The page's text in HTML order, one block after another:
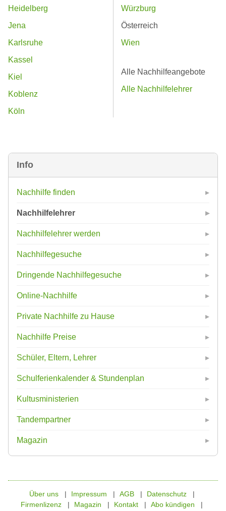
Info
Nachhilfe finden
Nachhilfelehrer
Nachhilfelehrer werden
Nachhilfegesuche
Dringende Nachhilfegesuche
Online-Nachhilfe
Private Nachhilfe zu Hause
Nachhilfe Preise
Schüler, Eltern, Lehrer
Schulferienkalender & Stundenplan
Kultusministerien
Tandempartner
Magazin
Heidelberg
Jena
Karlsruhe
Kassel
Kiel
Koblenz
Köln
Würzburg
Österreich
Wien
Alle Nachhilfeangebote
Alle Nachhilfelehrer
Über uns Impressum AGB
Datenschutz
Firmenlizenz
Magazin Kontakt Abo kündigen